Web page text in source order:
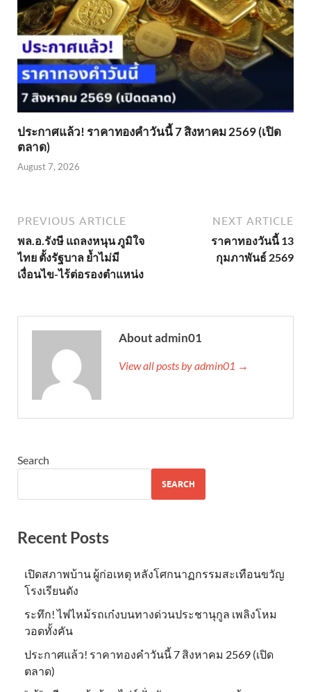
ประกาศแล้ว! ราคาทองคำวันนี้ 7 สิงหาคม 2569 (เปิด
ตลาด)
August 7, 2026
PREVIOUS ARTICLE
พล.อ.รังษี แถลงหนุน ภูมิใจ
ไทย ตั้งรัฐบาล ย้ำไม่มี
เงื่อนไข-ไร้ต่อรองตำแหน่ง
NEXT ARTICLE
ราคาทองวันนี้ 13
กุมภาพันธ์ 2569
About admin01
View all posts by admin01 →
Search
SEARCH
Recent Posts
เปิดสภาพบ้าน ผู้ก่อเหตุ หลังโศกนาฏกรรมสะเทือนขวัญ
โรงเรียนดัง
ระทึก! ไฟไหม้รถเก๋งบนทางด่วนประชานุกูล เพลิงโหม
วอดทั้งคัน
ประกาศแล้ว! ราคาทองคำวันนี้ 7 สิงหาคม 2569 (เปิด
ตลาด)